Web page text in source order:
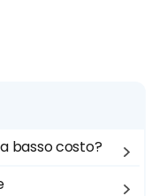
basso costo?